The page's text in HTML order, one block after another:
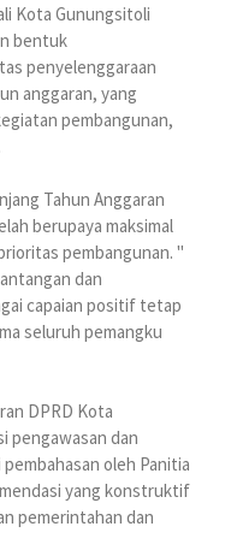
Kota Gunungsitoli
bentuk
penyelenggaraan
anggaran, yang
pembangunan,
Tahun Anggaran
berupaya maksimal
pembangunan. "
dan
capaian positif tetap
seluruh pemangku
DPRD Kota
pengawasan dan
oleh Panitia
yang konstruktif
pemerintahan dan